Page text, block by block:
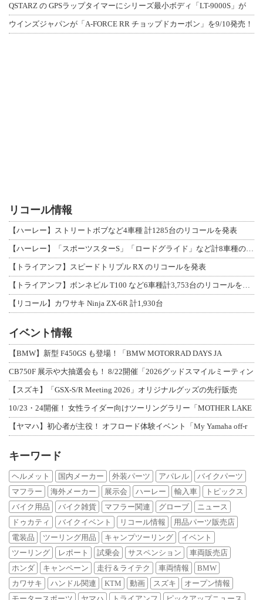
QSTARZ の GPSラップタイマーにシリーズ最小ボディ「LT-9000S」が
ウインズジャパンが「A-FORCE RR チョップドカーボン」を9/10発売！
リコール情報
【ハーレー】ストリートボブなど4車種 計1285台のリコールを発表
【ハーレー】「スポーツスターS」「ロードグライド」など計8車種のリコールを発表
【トライアンフ】スピードトリプル RX のリコールを発表
【トライアンフ】ボンネビル T100 など6車種計3,753台のリコールを発表
【リコール】カワサキ Ninja ZX-6R 計1,930台
イベント情報
【BMW】新型 F450GS も登場！「BMW MOTORRAD DAYS JA
CB750F 展示や大抽選会も！ 8/22開催「2026グッドスマイルミーティン
【スズキ】「GSX-S/R Meeting 2026」オリジナルグッズの先行販売
10/23・24開催！ 女性ライダー向けツーリングラリー「MOTHER LAKE
【ヤマハ】初心者が主役！ オフロード体験イベント「My Yamaha off-r
キーワード
ヘルメット 国内メーカー 外装パーツ アパレル
バイクパーツ
マフラー
海外メーカー 展示会 ハーレー 輸入車
トピックス
バイク用品
バイク雑貨 マフラー関連 グローブ
ニュース
ドゥカティ
バイクイベント リコール情報
用品パーツ販売店
電装品
ツーリング用品 キャンプツーリング
イベント
ツーリング
レポート 試乗会 サスペンション
車両販売店
ホンダ
キャンペーン 走行＆ライテク 車両情報
BMW
カワサキ
ハンドル関連 KTM 動画 スズキ
オープン情報